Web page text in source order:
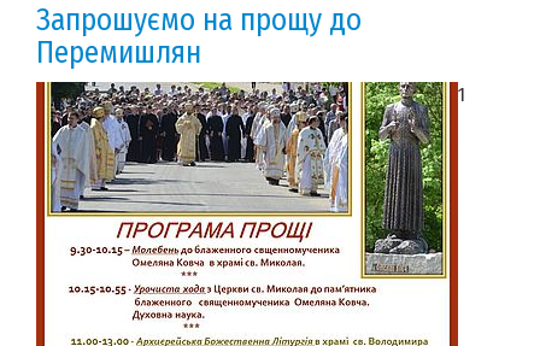
Запрошуємо на прощу до
Перемишлян
1